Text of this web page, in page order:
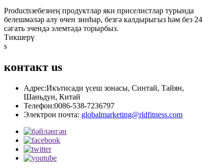
Productsзебезнең продуктлар яки приселистлар турында
белешмәләр алу өчен зинһар, безгә калдырыгыз һәм без 24
сәгать эчендә элемтәдә торырбыз.
Тикшерү
s
контакт us
Адрес:Икътисади үсеш зонасы, Синтай, Тайян,
Шаньдун, Китай
Телефон:0086-538-7236797
Электрон почта: globalmarketing@rldfitness.com